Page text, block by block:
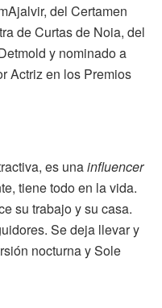
del Certamen
de Curtas de Noia, del
y nominado a
Actriz en los Premios
es unainfluencer
tiene todo en la vida.
su trabajo y su casa.
Se deja llevar y
nocturna y Sole